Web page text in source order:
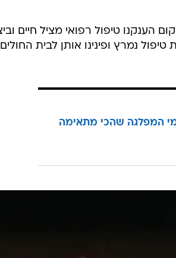
הענקנו טיפול רפואי מציל חיים
נמרץ ופינינו אותן לבית החולים
המפלגה שהכי מתאימה